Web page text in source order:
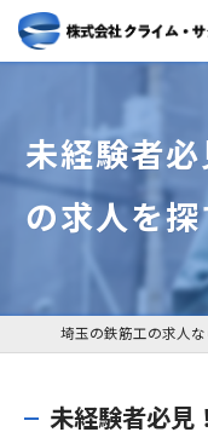
未経験者
の求人を
未経験者必見